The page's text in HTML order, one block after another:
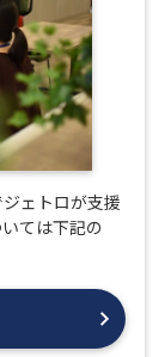
ェトロが支援
ては下記の